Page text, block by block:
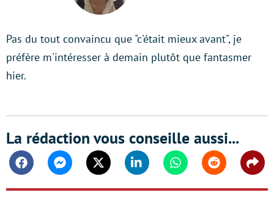
Pas du tout convaincu que "c'était mieux avant", je
préfère m'intéresser à demain plutôt que fantasmer
hier.
La rédaction vous conseille aussi...
FacebookMessengerTwitter Linkedin WhatsappReddit